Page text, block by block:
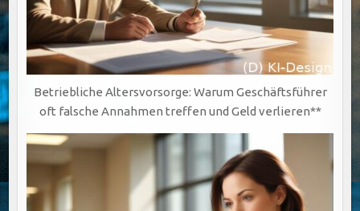
Betriebliche Altersvorsorge: Warum Geschäftsführer
oft falsche Annahmen treffen und Geld verlieren**